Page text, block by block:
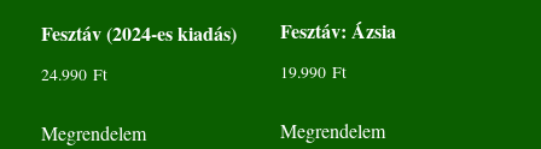
Fesztáv (2024-es kiadás)
24.990Ft
Megrendelem
Fesztáv: Ázsia
19.990 Ft
Megrendelem